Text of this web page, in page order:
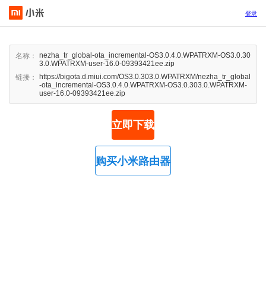
登录
名称：
nezha_tr_global-ota_incremental-OS3.0.4.0.WPATRXM-OS3.0.30
3.0.WPATRXM-user-16.0-09393421ee.zip
链接：
https://bigota.d.miui.com/OS3.0.303.0.WPATRXM/nezha_tr_global
-ota_incremental-OS3.0.4.0.WPATRXM-OS3.0.303.0.WPATRXM-
user-16.0-09393421ee.zip
立即下载
购买小米路由器